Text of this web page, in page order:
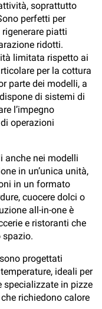
soprattutto
perfetti per
piatti
ridotti.
limitata rispetto ai
per la cottura
parte dei modelli, a
di sistemi di
l’impegno
operazioni
anche nei modelli
in un’unica unità,
in un formato
cuocere dolci o
all-in-one è
e ristoranti che
spazio.
sono progettati
ideali per
specializzate in pizze
richiedono calore